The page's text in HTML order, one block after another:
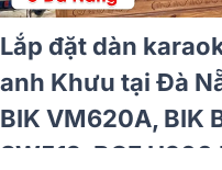
karaoke Denon
Bình (Denon
8500, SW612